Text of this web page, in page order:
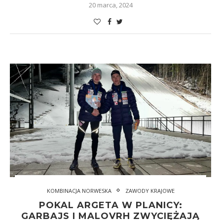
20 marca, 2024
KOMBINACJA NORWESKA ZAWODY KRAJOWE
POKAL ARGETA W PLANICY:
GARBAJS I MALOVRH ZWYCIĘŻAJĄ